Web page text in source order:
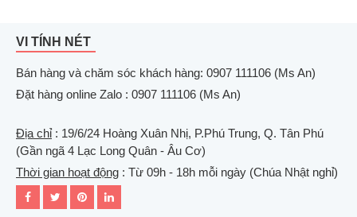
VI TÍNH NÉT
Bán hàng và chăm sóc khách hàng: 0907 111106 (Ms An)
Đặt hàng online Zalo : 0907 111106 (Ms An)
Địa chỉ: 19/6/24 Hoàng Xuân Nhị, P.Phú Trung, Q. Tân Phú
(Gần ngã 4 Lạc Long Quân - Âu Cơ)
Thời gian hoạt động : Từ 09h - 18h mỗi ngày (Chúa Nhật nghỉ)